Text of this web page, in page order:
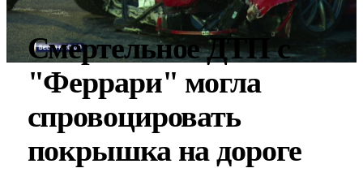
Смертельное ДТП с
"Феррари" могла
спровоцировать
покрышка на дороге